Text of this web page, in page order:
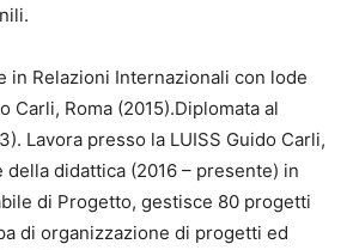
in Relazioni Internazionali con lode
Carli, Roma (2015).Diplomata al
Lavora presso la LUISS Guido Carli,
didattica (2016 – presente) in
di Progetto, gestisce 80 progetti
di organizzazione di progetti ed